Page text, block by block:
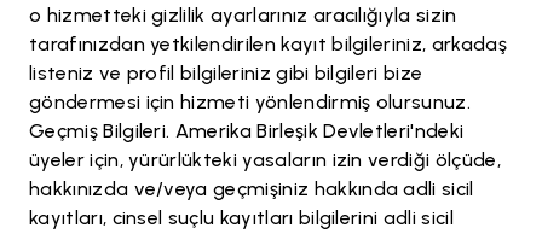
o hizmetteki gizlilik ayarlarınız aracılığıyla sizin
tarafınızdan yetkilendirilen kayıt bilgileriniz, arkadaş
listeniz ve profil bilgileriniz gibi bilgileri bize
göndermesi için hizmeti yönlendirmiş olursunuz.
Geçmiş Bilgileri. Amerika Birleşik Devletleri'ndeki
üyeler için, yürürlükteki yasaların izin verdiği ölçüde,
hakkınızda ve/veya geçmişiniz hakkında adli sicil
kayıtları, cinsel suçlu kayıtları bilgilerini adli sicil